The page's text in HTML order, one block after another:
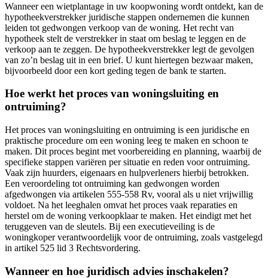
Wanneer een wietplantage in uw koopwoning wordt ontdekt, kan de
hypotheekverstrekker juridische stappen ondernemen die kunnen
leiden tot gedwongen verkoop van de woning. Het recht van
hypotheek stelt de verstrekker in staat om beslag te leggen en de
verkoop aan te zeggen. De hypotheekverstrekker legt de gevolgen
van zo’n beslag uit in een brief. U kunt hiertegen bezwaar maken,
bijvoorbeeld door een kort geding tegen de bank te starten.
Hoe werkt het proces van woningsluiting en
ontruiming?
Het proces van woningsluiting en ontruiming is een juridische en
praktische procedure om een woning leeg te maken en schoon te
maken. Dit proces begint met voorbereiding en planning, waarbij de
specifieke stappen variëren per situatie en reden voor ontruiming.
Vaak zijn huurders, eigenaars en hulpverleners hierbij betrokken.
Een veroordeling tot ontruiming kan gedwongen worden
afgedwongen via artikelen 555-558 Rv, vooral als u niet vrijwillig
voldoet. Na het leeghalen omvat het proces vaak reparaties en
herstel om de woning verkoopklaar te maken. Het eindigt met het
teruggeven van de sleutels. Bij een executieveiling is de
woningkoper verantwoordelijk voor de ontruiming, zoals vastgelegd
in artikel 525 lid 3 Rechtsvordering.
Wanneer en hoe juridisch advies inschakelen?